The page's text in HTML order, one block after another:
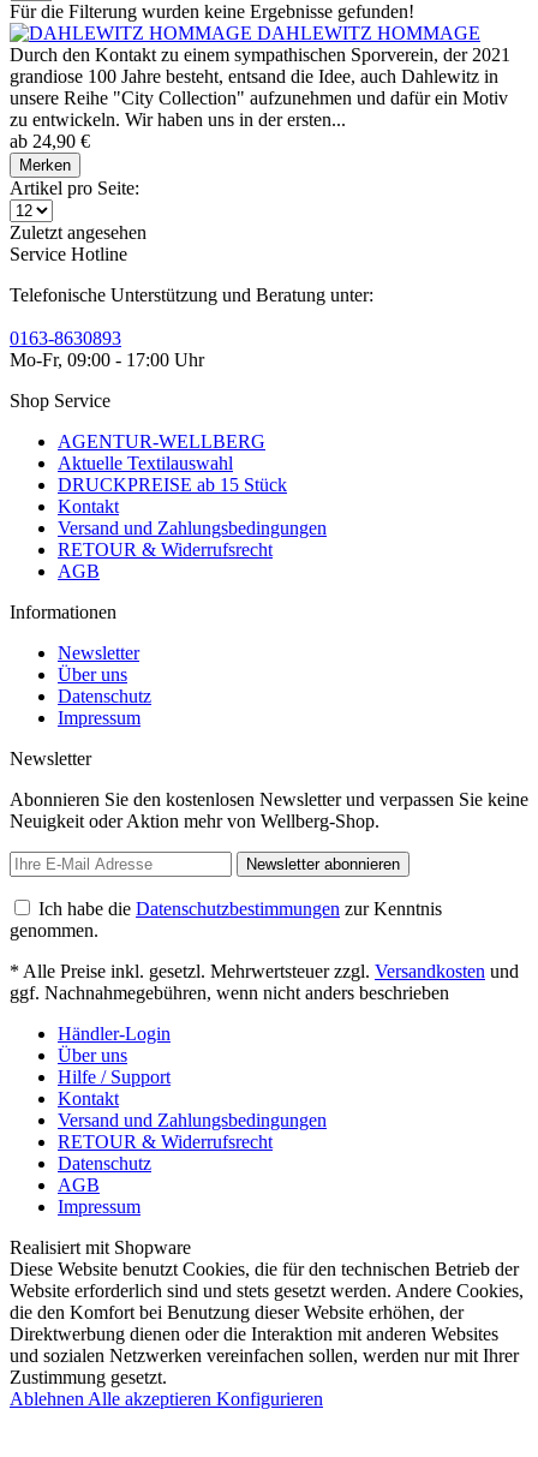
Für die Filterung wurden keine Ergebnisse gefunden!
DAHLEWITZ HOMMAGE
Durch den Kontakt zu einem sympathischen Sporverein, der 2021
grandiose 100 Jahre besteht, entsand die Idee, auch Dahlewitz in
unsere Reihe "City Collection" aufzunehmen und dafür ein Motiv
zu entwickeln. Wir haben uns in der ersten...
ab 24,90 €
Merken
Artikel pro Seite:
Zuletzt angesehen
Service Hotline
Telefonische Unterstützung und Beratung unter:
0163-8630893
Mo-Fr, 09:00 - 17:00 Uhr
Shop Service
AGENTUR-WELLBERG
Aktuelle Textilauswahl
DRUCKPREISE ab 15 Stück
Kontakt
Versand und Zahlungsbedingungen
RETOUR & Widerrufsrecht
AGB
Informationen
Newsletter
Über uns
Datenschutz
Impressum
Newsletter
Abonnieren Sie den kostenlosen Newsletter und verpassen Sie keine
Neuigkeit oder Aktion mehr von Wellberg-Shop.
Newsletter abonnieren
Ich habe die Datenschutzbestimmungen zur Kenntnis
genommen.
* Alle Preise inkl. gesetzl. Mehrwertsteuer zzgl. Versandkosten und
ggf. Nachnahmegebühren, wenn nicht anders beschrieben
Händler-Login
Über uns
Hilfe / Support
Kontakt
Versand und Zahlungsbedingungen
RETOUR & Widerrufsrecht
Datenschutz
AGB
Impressum
Realisiert mit Shopware
Diese Website benutzt Cookies, die für den technischen Betrieb der
Website erforderlich sind und stets gesetzt werden. Andere Cookies,
die den Komfort bei Benutzung dieser Website erhöhen, der
Direktwerbung dienen oder die Interaktion mit anderen Websites
und sozialen Netzwerken vereinfachen sollen, werden nur mit Ihrer
Zustimmung gesetzt.
Ablehnen Alle akzeptieren Konfigurieren